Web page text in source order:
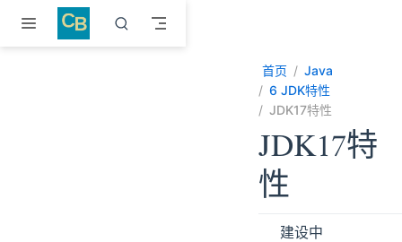
跳至主要內容
首页
Java
6 JDK特性
JDK17特性
JDK17特
性
建设中